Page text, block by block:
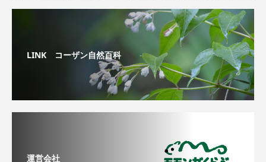
LINK コーザン自然百科
運営会社